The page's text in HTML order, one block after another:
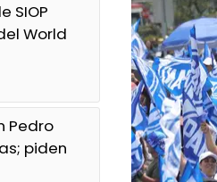
SIOP
World
Pedro
piden